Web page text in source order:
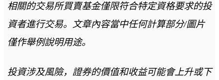
相關的交易所買賣基金僅限符合特定資格要求的投
資者進行交易。文章內容當中任何計算部分/圖片
僅作舉例說明用途。
投資涉及風險，證券的價值和收益可能會上升或下